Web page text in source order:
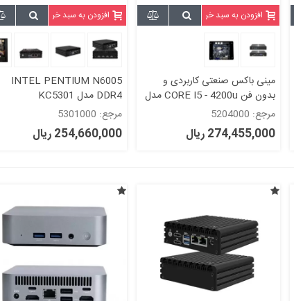
افزودن به سبد خرید
مینی باکس صنعتی کاربردی و
بدون فن CORE I5 - 4200u مدل
kc5204
مرجع: 5204000
274,455,000 ریال
افزودن به سبد خرید
INTEL PENTIUM N6005
DDR4 مدل KC5301
مرجع: 5301000
254,660,000 ریال